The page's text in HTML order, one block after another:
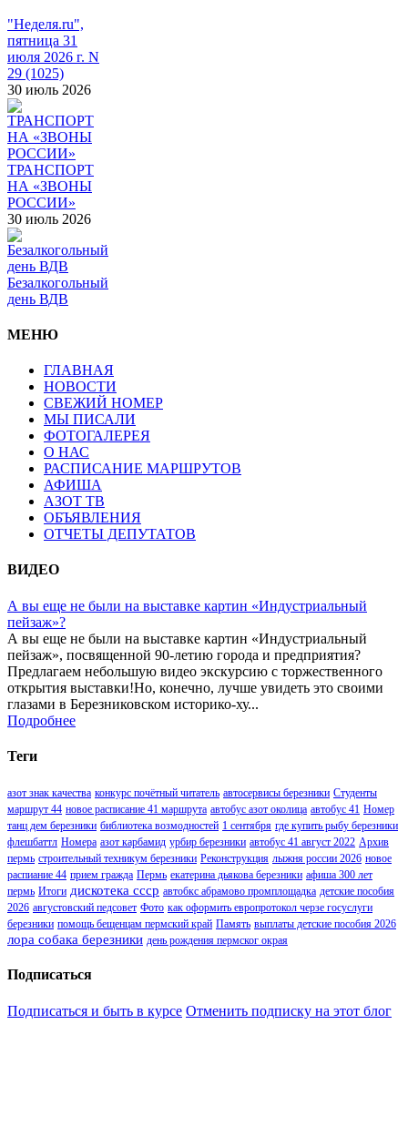
"Неделя.ru",
пятница 31
июля 2026 г. N
29 (1025)
30 июль 2026
ТРАНСПОРТ
НА «ЗВОНЫ
РОССИИ»
30 июль 2026
Безалкогольный
день ВДВ
МЕНЮ
ГЛАВНАЯ
НОВОСТИ
СВЕЖИЙ НОМЕР
МЫ ПИСАЛИ
ФОТОГАЛЕРЕЯ
О НАС
РАСПИСАНИЕ МАРШРУТОВ
АФИША
АЗОТ ТВ
ОБЪЯВЛЕНИЯ
ОТЧЕТЫ ДЕПУТАТОВ
ВИДЕО
А вы еще не были на выставке картин «Индустриальный
пейзаж»?
А вы еще не были на выставке картин «Индустриальный
пейзаж», посвященной 90-летию города и предприятия?
Предлагаем небольшую видео экскурсию с торжественного
открытия выставки!Но, конечно, лучше увидеть это своими
глазами в Березниковском историко-ху...
Подробнее
Теги
азот знак качества конкурс почётный читатель автосервисы березники Студенты
маршрут 44 новое расписание 41 маршрута автобус азот околица автобус 41 Номер
танц дем березники библиотека возмодностей 1 сентября где купить рыбу березники
флешбаттл Номера азот карбамид урбир березники автобус 41 август 2022 Архив
пермь строительный техникум березники Реконструкция лыжня россии 2026 новое
распиание 44 прием гражда Пермь екатерина дьякова березники афиша 300 лет
пермь Итоги дискотека ссср автобкс абрамово промплощадка детские пособия
2026 августовский педсовет Фото как оформить европротокол черзе госуслуги
березники помощь бещенцам пермский край Память выплаты детские пособия 2026
лора собака березники день рождения пермског окрая
Подписаться
Подписаться и быть в курсе Отменить подписку на этот блог